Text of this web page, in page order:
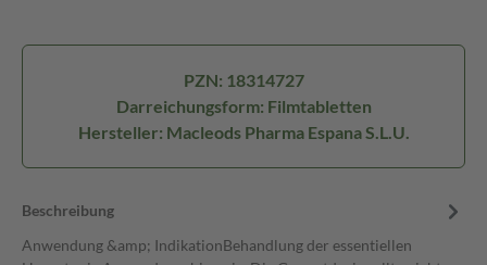
PZN: 18314727
Darreichungsform: Filmtabletten
Hersteller: Macleods Pharma Espana S.L.U.
Beschreibung
Anwendung &amp; IndikationBehandlung der essentiellen